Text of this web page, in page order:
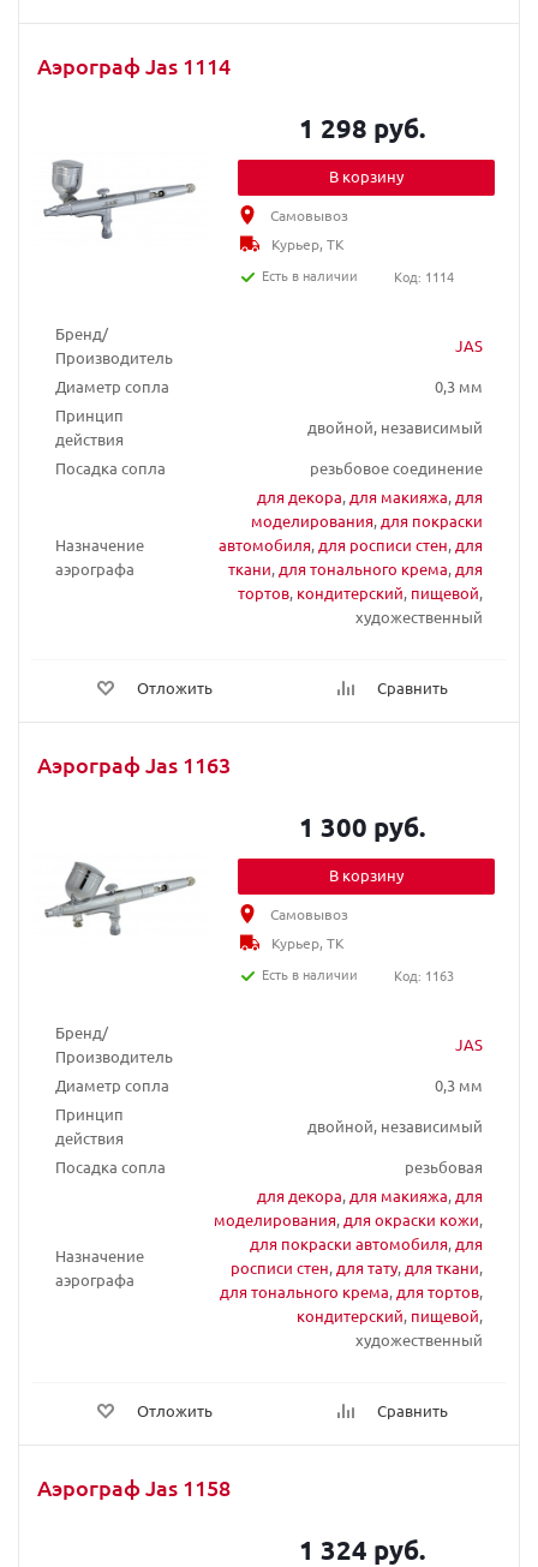
Аэрограф Jas 1114
Бренд/
Производитель
JAS
Диаметр сопла
0,3 мм
Принцип
действия
двойной, независимый
Посадка сопла
резьбовое соединение
Назначение
аэрографа
для декора, для макияжа, для
моделирования, для покраски
автомобиля, для росписи стен, для
ткани, для тонального крема, для
тортов, кондитерский, пищевой,
художественный
Отложить Сравнить
1 298 руб.
В корзину
Самовывоз
Курьер, ТК
Есть в наличии
Код: 1114
Аэрограф Jas 1163
Бренд/
Производитель
JAS
Диаметр сопла
0,3 мм
Принцип
действия
двойной, независимый
Посадка сопла
резьбовая
Назначение
аэрографа
для декора, для макияжа, для
моделирования, для окраски кожи,
для покраски автомобиля, для
росписи стен, для тату, для ткани,
для тонального крема, для тортов,
кондитерский, пищевой,
художественный
Отложить Сравнить
1 300 руб.
В корзину
Самовывоз
Курьер, ТК
Есть в наличии
Код: 1163
Аэрограф Jas 1158
1 324 руб.